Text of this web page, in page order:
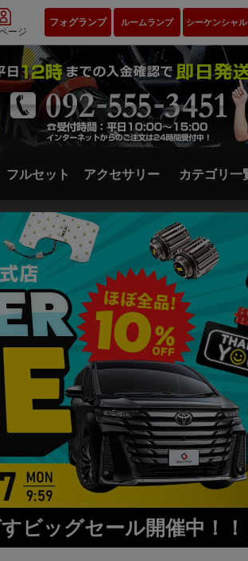
ージ
フォグランプ ルームランプ シーケンシャル